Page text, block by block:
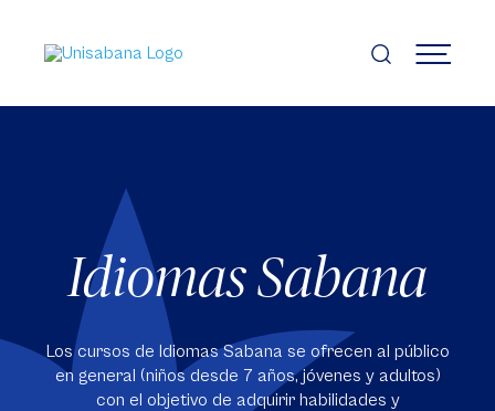
contenido
principal
MENÚ
Idiomas Sabana
Los cursos de Idiomas Sabana se ofrecen al público
en general (niños desde 7 años, jóvenes y adultos)
con el objetivo de adquirir habilidades y